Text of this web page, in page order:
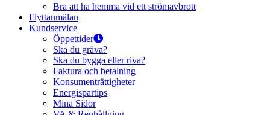
Bra att ha hemma vid ett strömavbrott
Flyttanmälan
Kundservice
Öppettider
Ska du gräva?
Ska du bygga eller riva?
Faktura och betalning
Konsumenträttigheter
Energispartips
Mina Sidor